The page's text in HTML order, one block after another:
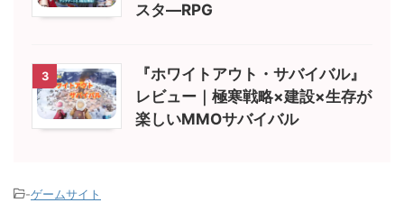
スタ―RPG
3
『ホワイトアウト・サバイバル』
レビュー｜極寒戦略×建設×生存が
楽しいMMOサバイバル
-ゲームサイト